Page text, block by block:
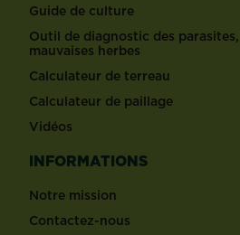
Guide de culture
Outil de diagnostic des
mauvaises herbes
Calculateur de terreau
Calculateur de paillage
Vidéos
INFORMATIONS
Notre mission
Contactez-nous